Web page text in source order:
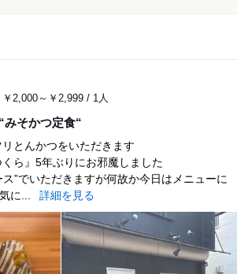
￥2,000～￥2,999 / 1人
みそかつ定食“
とんかつをいただきます
ら』5年ぶりにお邪魔しました
ス”でいただきますが何故か今日はメニューに
に...
詳細を見る